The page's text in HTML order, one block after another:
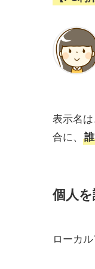
表示名
合に、
個人
ローカ